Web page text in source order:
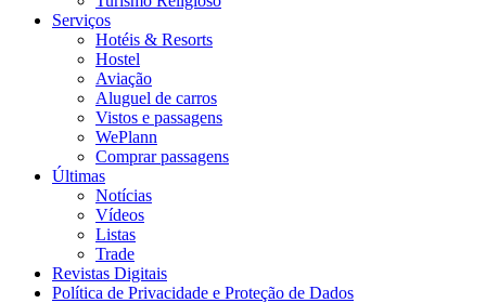
Serviços
Hotéis & Resorts
Hostel
Aviação
Aluguel de carros
Vistos e passagens
WePlann
Comprar passagens
Últimas
Notícias
Vídeos
Listas
Trade
Revistas Digitais
Política de Privacidade e Proteção de Dados